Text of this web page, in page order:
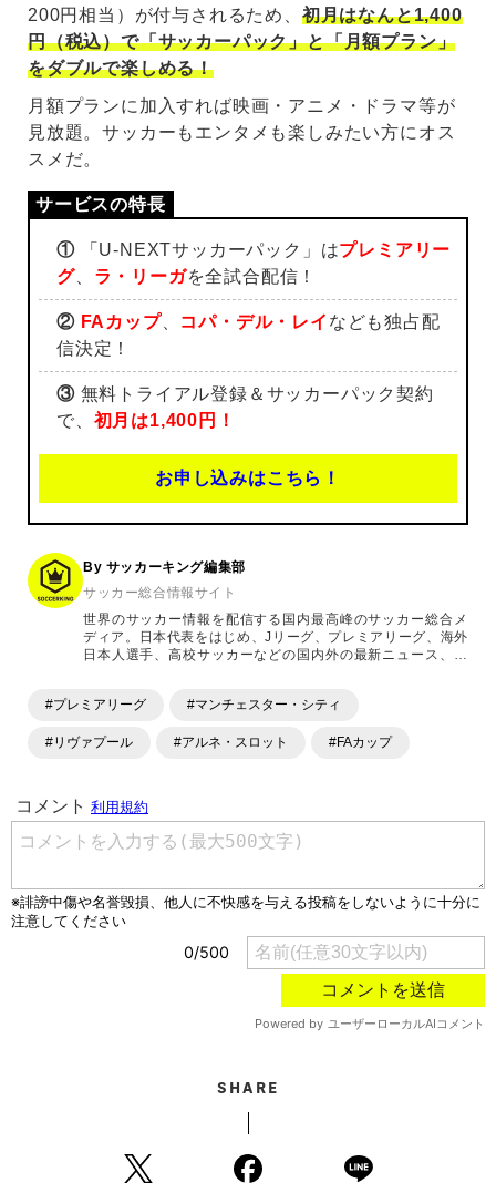
200円相当）が付与されるため、 初月はなんと1,400
円（税込）で「サッカーパック」と「月額プラン」
をダブルで楽しめる！
月額プランに加入すれば映画・アニメ・ドラマ等が
見放題。サッカーもエンタメも楽しみたい方にオス
スメだ。
①「U-NEXTサッカーパック」はプレミアリー
グ、 ラ・リーガを全試合配信！
② FAカップ、 コパ・デル・レイ なども独占配
信決定！
③無料トライアル登録＆サッカーパック契約
で、 初月は1,400円！
お申し込みはこちら！
By サッカーキング編集部
サッカー総合情報サイト
世界のサッカー情報を配信する国内最高峰のサッカー総合メ
ディア。日本代表をはじめ、Jリーグ、プレミアリーグ、海外
日本人選手、高校サッカーなどの国内外の最新ニュース、コ
ます。「X」「Instagram」「YouTube」「TikTok」など、
#プレミアリーグ #マンチェスター・シティ
#リヴァプール #アルネ・スロット #FAカップ
SHARE